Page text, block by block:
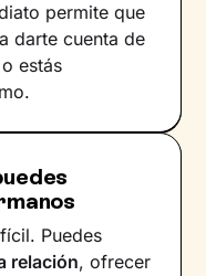
permite que
darte cuenta de
estás
Puedes
relación, ofrecer